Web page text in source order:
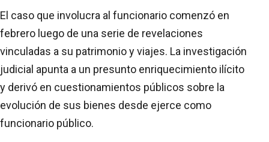
El caso que involucra al funcionario comenzó en
febrero luego de una serie de revelaciones
vinculadas a su patrimonio y viajes. La investigación
judicial apunta a un presunto enriquecimiento ilícito
y derivó en cuestionamientos públicos sobre la
evolución de sus bienes desde ejerce como
funcionario público.